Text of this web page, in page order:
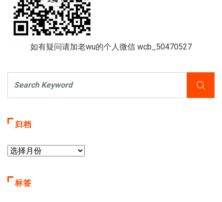
如有疑问请加老wu的个人微信 wcb_50470527
归档
标签